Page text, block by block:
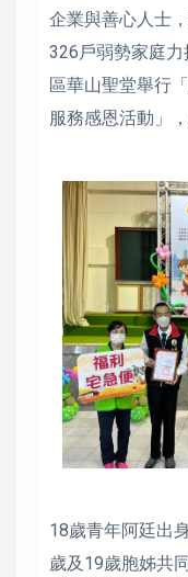
企業與善心人士
326戶弱勢家庭
區華山聖堂舉行
服務感恩活動」
18歲青年阿廷出
歲及19歲胞姊共